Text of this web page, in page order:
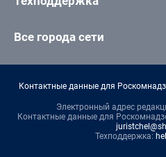
Все города сети
Контактные данные для
Электронный адрес
Контактные данные для
Техподдержка: